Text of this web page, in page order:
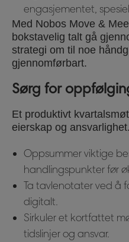
engasjementet,
Med Nobos Move &
bokstavelig talt gå
strategi om til noe
gjennomførbart.
Sørg for
Et produktivt
eierskap og ansvarlighet.
Oppsummer viktige
handlingspunkter før
Ta tavlenotater ved å
digitalt.
Sirkuler et kortfattet
tidslinjer og ansvar.